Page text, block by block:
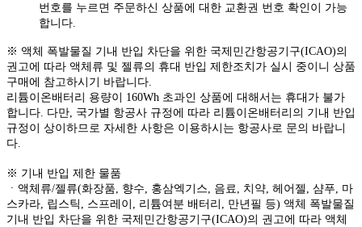
번호를 누르면 주문하신 상품에 대한 교환권 번호 확인이 가능
합니다.
※ 액체 폭발물질 기내 반입 차단을 위한 국제민간항공기구(ICAO)의
권고에 따라 액체류 및 젤류의 휴대 반입 제한조치가 실시 중이니 상품
구매에 참고하시기 바랍니다.
리튬이온배터리 용량이 160Wh 초과인 상품에 대해서는 휴대가 불가
합니다. 다만, 국가별 항공사 규정에 따라 리튬이온배터리의 기내 반입
규정이 상이하므로 자세한 사항은 이용하시는 항공사로 문의 바랍니
다.
※ 기내 반입 제한 물품
ㆍ액체류/젤류(화장품, 향수, 홍삼엑기스, 음료, 치약, 헤어젤, 샴푸, 마
스카라, 립스틱, 스프레이, 리튬여분 배터리, 만년필 등) 액체 폭발물질
기내 반입 차단을 위한 국제민간항공기구(ICAO)의 권고에 따라 액체